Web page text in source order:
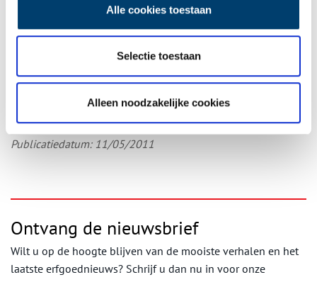
Alle cookies toestaan
Selectie toestaan
Alleen noodzakelijke cookies
de Accijnstoren, het Stadhuis, de Grote Kerk en de Waag? Die
was. Ze hingen er nog! Maar het was het zorgenkindje van de
gemeente dat de boventoon voerde: om half tien ’s ochtends
luidde de zo ernstig bedreigde Waagklok als eerste de bevrijding
in.
Publicatiedatum: 11/05/2011
Ontvang de nieuwsbrief
Wilt u op de hoogte blijven van de mooiste verhalen en het
laatste erfgoednieuws? Schrijf u dan nu in voor onze